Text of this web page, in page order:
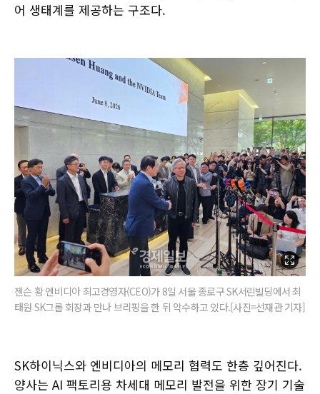
어 생태계를 제공하는 구조다.
젠슨 황 엔비디아 최고경영자(CEO)가 8일 서울 종로구 SK서린빌딩에서 최
태원 SK그룹 회장과 만나 브리핑을 한 뒤 악수하고 있다.[사진=선재관 기자]
SK하이닉스와 엔비디아의 메모리 협력도 한층 깊어진다.
양사는 AI 팩토리용 차세대 메모리 발전을 위한 장기 기술